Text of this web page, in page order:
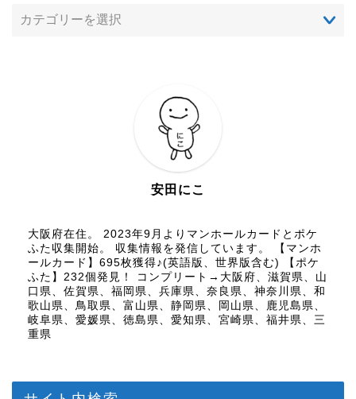
安田にこ
大阪府在住。 2023年9月よりマンホールカードとポケ
ふた収集開始。 収集情報を発信しています。 【マンホ
ールカード】695枚獲得♪(英語版、世界版含む) 【ポケ
ふた】232個発見！ コンプリート→大阪府、滋賀県、山
口県、佐賀県、福岡県、兵庫県、奈良県、神奈川県、和
歌山県、鳥取県、富山県、静岡県、岡山県、鹿児島県、
岐阜県、愛媛県、徳島県、愛知県、宮崎県、福井県、三
重県